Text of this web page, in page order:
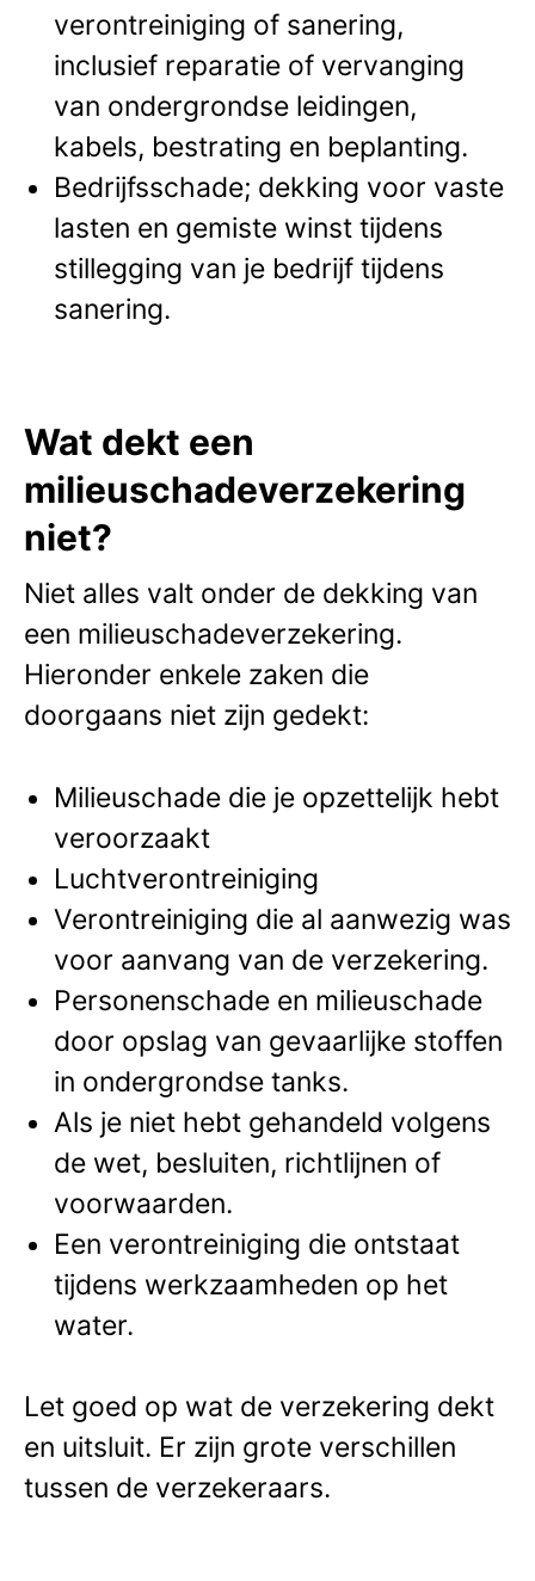
verontreiniging of sanering,
inclusief reparatie of vervanging
van ondergrondse leidingen,
kabels, bestrating en beplanting.
Bedrijfsschade; dekking voor vaste
lasten en gemiste winst tijdens
stillegging van je bedrijf tijdens
sanering.
Wat dekt een
milieuschadeverzekering
niet?
Niet alles valt onder de dekking van
een milieuschadeverzekering.
Hieronder enkele zaken die
doorgaans niet zijn gedekt:
Milieuschade die je opzettelijk hebt
veroorzaakt
Luchtverontreiniging
Verontreiniging die al aanwezig was
voor aanvang van de verzekering.
Personenschade en milieuschade
door opslag van gevaarlijke stoffen
in ondergrondse tanks.
Als je niet hebt gehandeld volgens
de wet, besluiten, richtlijnen of
voorwaarden.
Een verontreiniging die ontstaat
tijdens werkzaamheden op het
water.
Let goed op wat de verzekering dekt
en uitsluit. Er zijn grote verschillen
tussen de verzekeraars.